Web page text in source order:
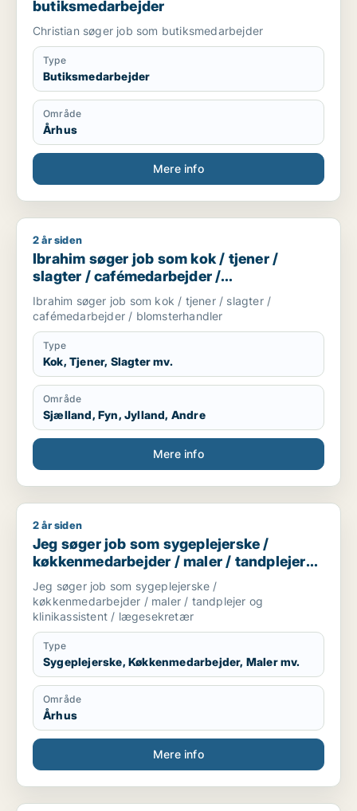
butiksmedarbejder
Christian søger job som butiksmedarbejder
Type
Butiksmedarbejder
Område
Århus
Mere info
Ibrahim søger job som kok / tjener / slagter /
2 år siden
Ibrahim søger job som kok / tjener /
slagter / cafémedarbejder /
blomsterhandler
Ibrahim søger job som kok / tjener / slagter /
cafémedarbejder / blomsterhandler
Type
Kok, Tjener, Slagter mv.
Område
Sjælland, Fyn, Jylland, Andre
Mere info
Jeg søger job som sygeplejerske / køkkenmedarbejder /
2 år siden
Jeg søger job som sygeplejerske /
køkkenmedarbejder / maler / tandplejer
og klinikassistent / lægesekretær
Jeg søger job som sygeplejerske /
køkkenmedarbejder / maler / tandplejer og
klinikassistent / lægesekretær
Type
Sygeplejerske, Køkkenmedarbejder, Maler mv.
Område
Århus
Mere info